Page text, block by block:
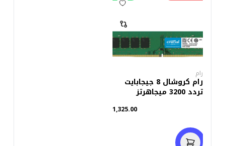
رام
رام كروشال 8 جيجابايت
تردد 3200 ميجاهرتز
1,325.00